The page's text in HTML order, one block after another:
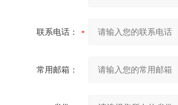
联系电话：
常用邮箱：